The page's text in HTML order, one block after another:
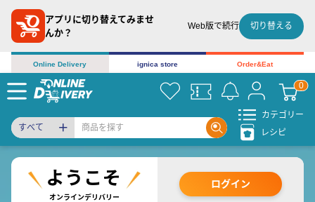
アプリに切り替えてみませ
んか？
Web版で続行 切り替える
Online Delivery ignica store Order&Eat
すべて
カテゴリー
レシピ
オンラインデリバリー
ログイン